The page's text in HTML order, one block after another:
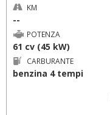
KM
--
POTENZA
61 cv (45 kW)
CARBURANTE
benzina 4 tempi